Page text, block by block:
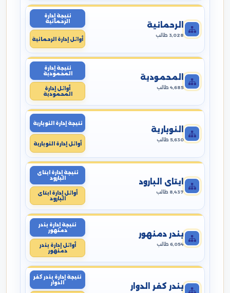
الرحمانية
3,028 طالب
نتيجة إدارة
الرحمانية
أوائل إدارة الرحمانية
المحمودية
4,685 طالب
نتيجة إدارة
المحمودية
أوائل إدارة
المحمودية
النوبارية
5,630 طالب
نتيجة إدارة النوبارية
أوائل إدارة النوبارية
ايتاى البارود
8,437 طالب
نتيجة إدارة ايتاى
البارود
أوائل إدارة ايتاى
البارود
بندر دمنهور
6,054 طالب
نتيجة إدارة بندر
دمنهور
أوائل إدارة بندر
دمنهور
بندر كفر الدوار
نتيجة إدارة بندر كفر
الدوار